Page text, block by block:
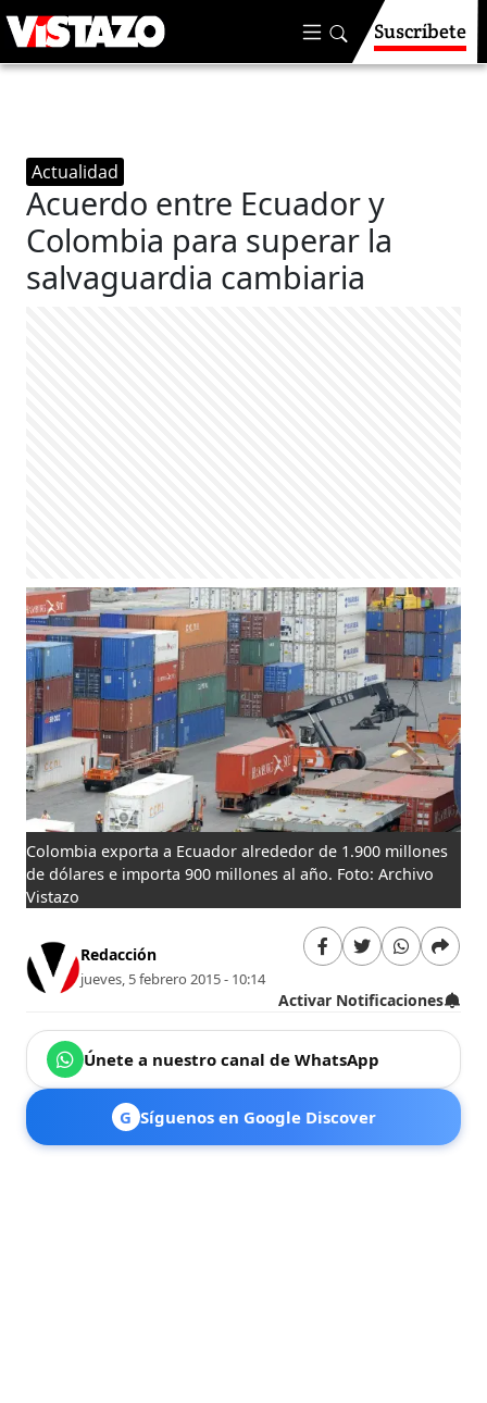
Suscríbete
Actualidad
Acuerdo entre Ecuador y
Colombia para superar la
salvaguardia cambiaria
Colombia exporta a Ecuador alrededor de 1.900 millones
de dólares e importa 900 millones al año. Foto: Archivo
Vistazo
Redacción
jueves, 5 febrero 2015 - 10:14
Activar Notificaciones
Únete a nuestro canal de WhatsApp
G Síguenos en Google Discover